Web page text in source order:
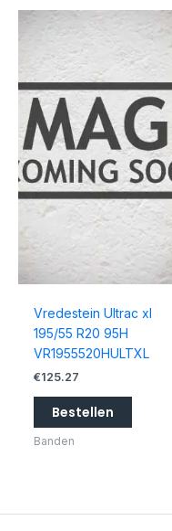
Vredestein Ultrac xl
195/55 R20 95H
VR1955520HULTXL
€125.27
Bestellen
Banden